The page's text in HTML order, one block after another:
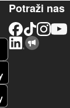
Potraži nas